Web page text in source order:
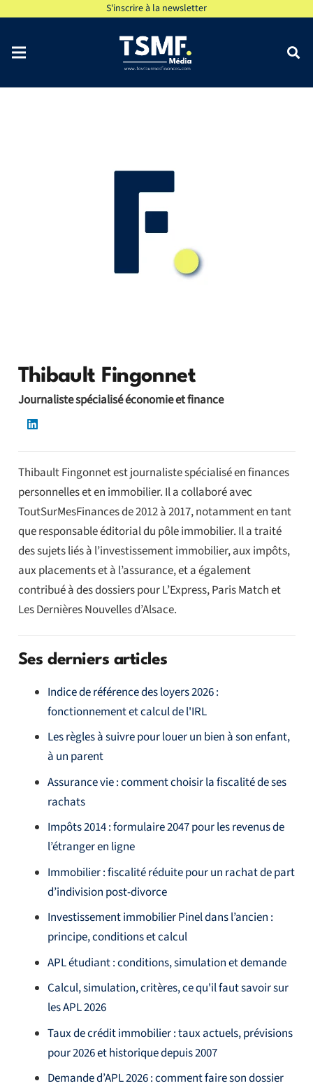
S'inscrire à la newsletter
Thibault Fingonnet
Journaliste spécialisé économie et finance
Thibault Fingonnet est journaliste spécialisé en finances
personnelles et en immobilier. Il a collaboré avec
ToutSurMesFinances de 2012 à 2017, notamment en tant
que responsable éditorial du pôle immobilier. Il a traité
des sujets liés à l’investissement immobilier, aux impôts,
aux placements et à l’assurance, et a également
contribué à des dossiers pour L’Express, Paris Match et
Les Dernières Nouvelles d’Alsace.
Ses derniers articles
Indice de référence des loyers 2026 :
fonctionnement et calcul de l'IRL
Les règles à suivre pour louer un bien à son enfant,
à un parent
Assurance vie : comment choisir la fiscalité de ses
rachats
Impôts 2014 : formulaire 2047 pour les revenus de
l’étranger en ligne
Immobilier : fiscalité réduite pour un rachat de part
d’indivision post-divorce
Investissement immobilier Pinel dans l’ancien :
principe, conditions et calcul
APL étudiant : conditions, simulation et demande
Calcul, simulation, critères, ce qu'il faut savoir sur
les APL 2026
Taux de crédit immobilier : taux actuels, prévisions
pour 2026 et historique depuis 2007
Demande d’APL 2026 : comment faire son dossier